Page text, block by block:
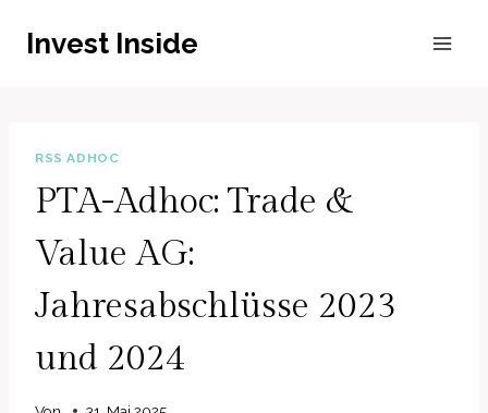
InhaltInvest Inside
RSS ADHOC
PTA-Adhoc: Trade &
Value AG:
Jahresabschlüsse 2023
und 2024